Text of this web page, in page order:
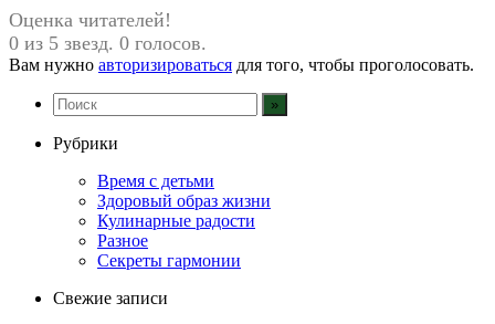
Оценка читателей!
0 из 5 звезд. 0 голосов.
Вам нужно авторизироваться для того, чтобы проголосовать.
Рубрики
Время с детьми
Здоровый образ жизни
Кулинарные радости
Разное
Секреты гармонии
Свежие записи